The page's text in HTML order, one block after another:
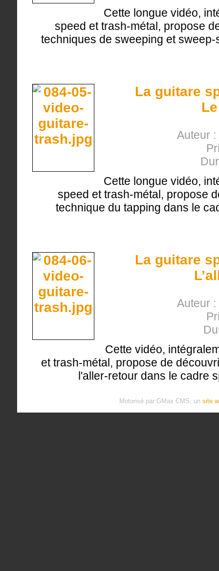
Cette longue vidéo,
speed et trash-métal, propose
techniques de sweeping et
La guitare
Auteur
Cette longue vidéo,
speed et trash-métal, propose
technique du tapping dans le
La guitare
Auteur
Cette vidéo,
et trash-métal, propose de
l'aller-retour dans le cadre
Motorisé par GMax CMS, un site